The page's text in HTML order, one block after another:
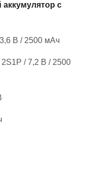
аккумулятор с
В / 2500 мАч
/ 7,2 В / 2500